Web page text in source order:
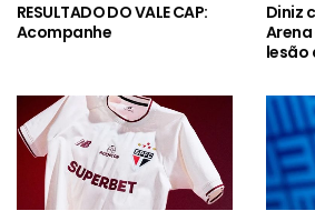
RESULTADO DO VALE CAP:
Acompanhe
Diniz
lesão